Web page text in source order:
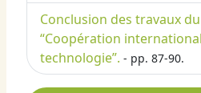
Conclusion des travaux
“Coopération
technologie”. - pp. 87-90.